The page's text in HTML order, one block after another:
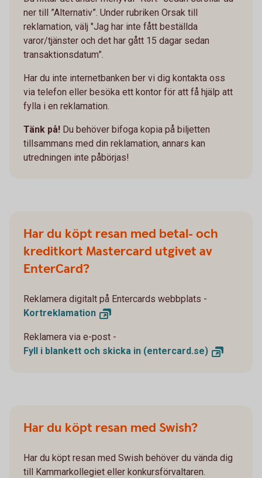
ner till ”Alternativ”. Under rubriken Orsak till
reklamation, välj "Jag har inte fått beställda
varor/tjänster och det har gått 15 dagar sedan
transaktionsdatum”.
Har du inte internetbanken ber vi dig kontakta oss
via telefon eller besöka ett kontor för att få hjälp att
fylla i en reklamation.
Tänk på! Du behöver bifoga kopia på biljetten
tillsammans med din reklamation, annars kan
utredningen inte påbörjas!
Har du köpt resan med betal- och
kreditkort Mastercard utgivet av
EnterCard?
Reklamera digitalt på Entercards webbplats -
Kortreklamation
Reklamera via e-post -
Fyll i blankett och skicka in (entercard.se)
Har du köpt resan med Swish?
Har du köpt resan med Swish behöver du vända dig
till Kammarkollegiet eller konkursförvaltaren.